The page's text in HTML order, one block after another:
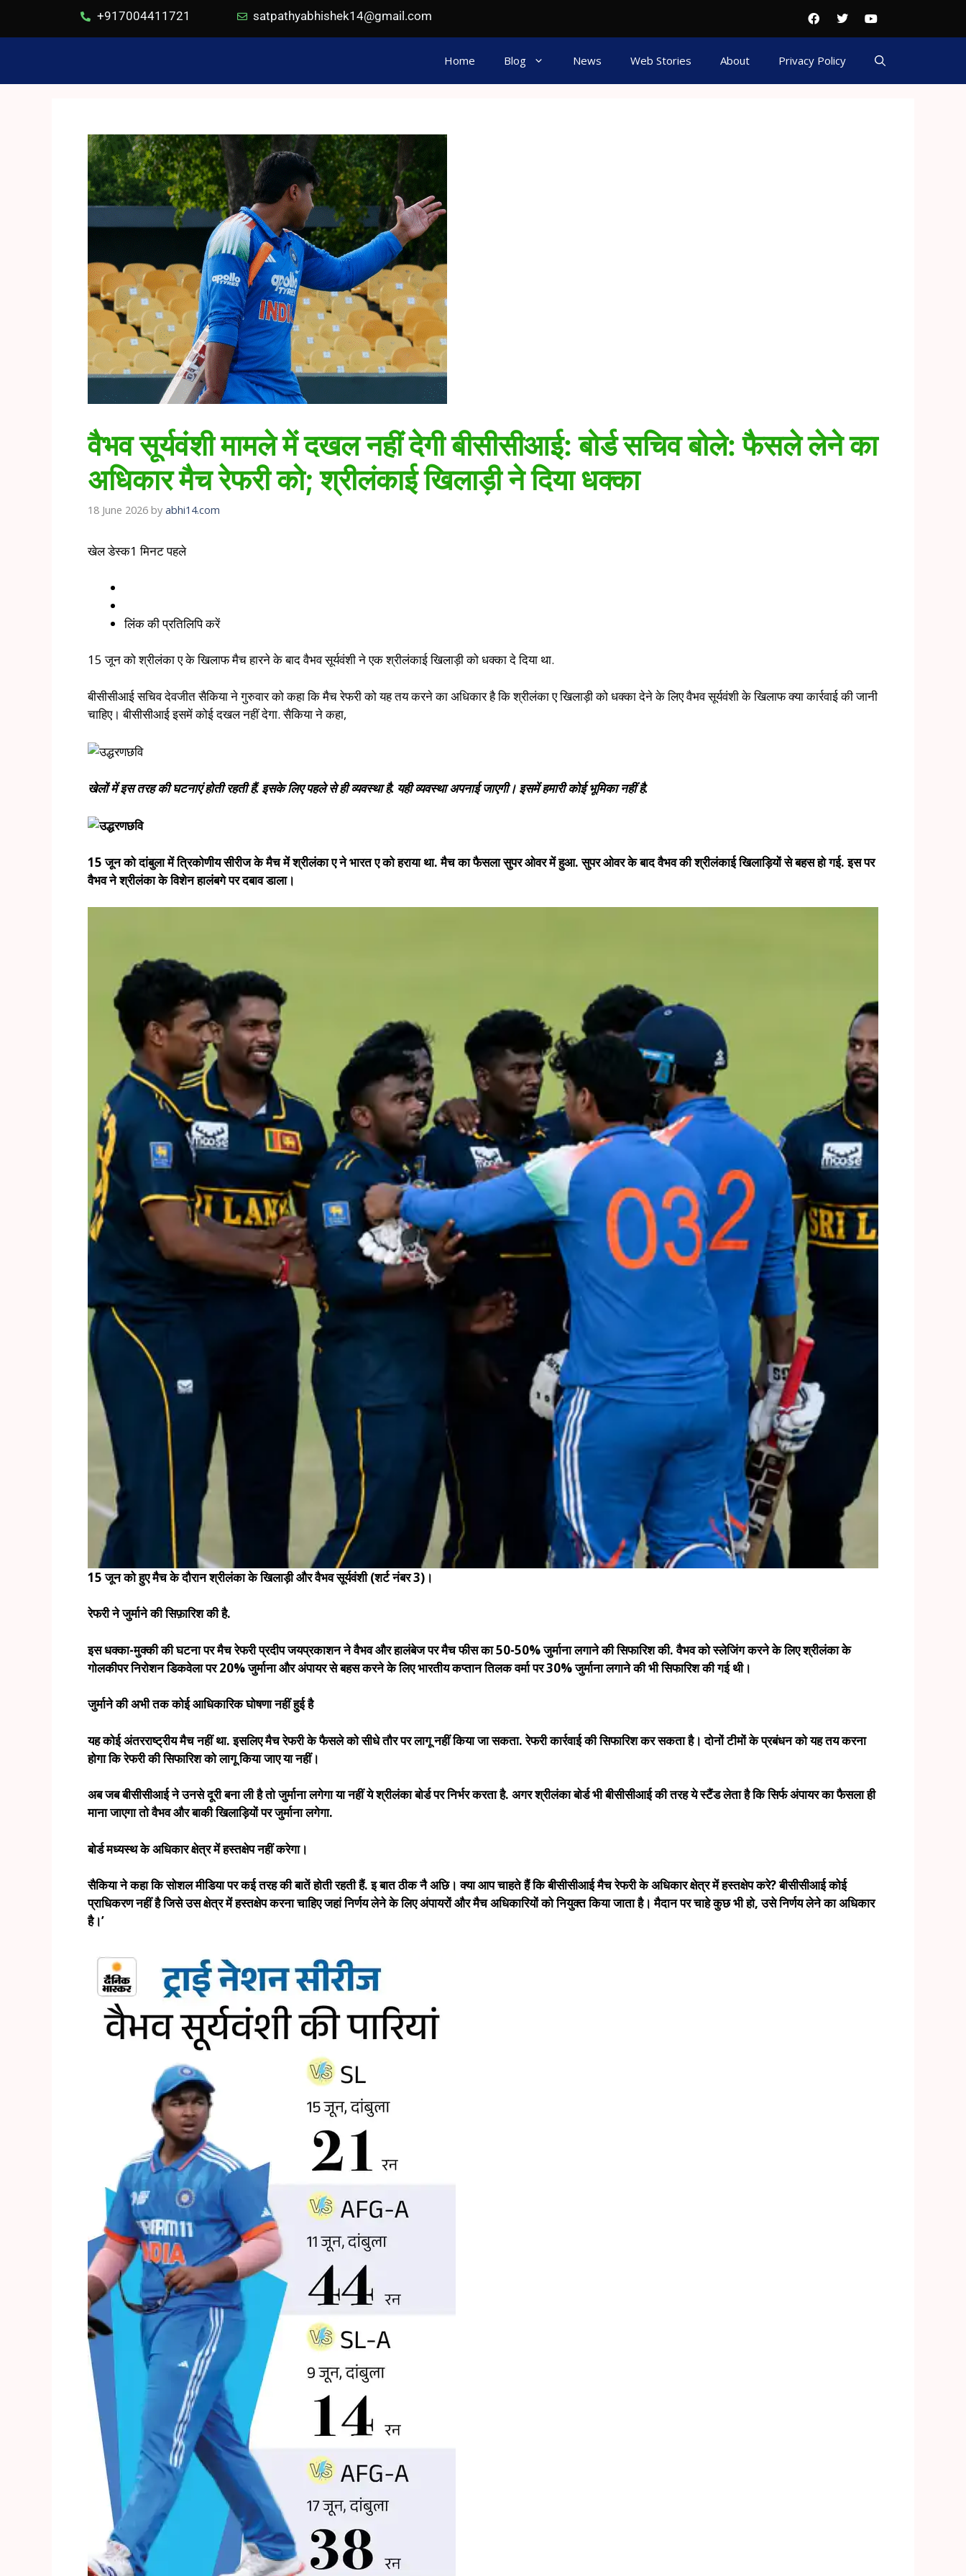
+917004411721 satpathyabhishek14@gmail.com
Home Blog News Web Stories About Privacy Policy
वैभव सूर्यवंशी मामले में दखल नहीं देगी बीसीसीआई: बोर्ड सचिव बोले: फैसले लेने का
अधिकार मैच रेफरी को; श्रीलंकाई खिलाड़ी ने दिया धक्का
18 June 2026 by abhi14.com
खेल डेस्क1 मिनट पहले
लिंक की प्रतिलिपि करें
15 जून को श्रीलंका ए के खिलाफ मैच हारने के बाद वैभव सूर्यवंशी ने एक श्रीलंकाई खिलाड़ी को धक्का दे दिया था.
बीसीसीआई सचिव देवजीत सैकिया ने गुरुवार को कहा कि मैच रेफरी को यह तय करने का अधिकार है कि श्रीलंका ए खिलाड़ी को धक्का देने के लिए वैभव सूर्यवंशी के खिलाफ क्या कार्रवाई की जानी
चाहिए। बीसीसीआई इसमें कोई दखल नहीं देगा. सैकिया ने कहा,
खेलों में इस तरह की घटनाएं होती रहती हैं. इसके लिए पहले से ही व्यवस्था है. यही व्यवस्था अपनाई जाएगी। इसमें हमारी कोई भूमिका नहीं है.
15 जून को दांबुला में त्रिकोणीय सीरीज के मैच में श्रीलंका ए ने भारत ए को हराया था. मैच का फैसला सुपर ओवर में हुआ. सुपर ओवर के बाद वैभव की श्रीलंकाई खिलाड़ियों से बहस हो गई. इस पर
वैभव ने श्रीलंका के विशेन हालंबगे पर दबाव डाला।
15 जून को हुए मैच के दौरान श्रीलंका के खिलाड़ी और वैभव सूर्यवंशी (शर्ट नंबर 3)।
रेफरी ने जुर्माने की सिफ़ारिश की है.
इस धक्का-मुक्की की घटना पर मैच रेफरी प्रदीप जयप्रकाशन ने वैभव और हालंबेज पर मैच फीस का 50-50% जुर्माना लगाने की सिफारिश की. वैभव को स्लेजिंग करने के लिए श्रीलंका के
गोलकीपर निरोशन डिकवेला पर 20% जुर्माना और अंपायर से बहस करने के लिए भारतीय कप्तान तिलक वर्मा पर 30% जुर्माना लगाने की भी सिफारिश की गई थी।
जुर्माने की अभी तक कोई आधिकारिक घोषणा नहीं हुई है
यह कोई अंतरराष्ट्रीय मैच नहीं था. इसलिए मैच रेफरी के फैसले को सीधे तौर पर लागू नहीं किया जा सकता. रेफरी कार्रवाई की सिफारिश कर सकता है। दोनों टीमों के प्रबंधन को यह तय करना
होगा कि रेफरी की सिफारिश को लागू किया जाए या नहीं।
अब जब बीसीसीआई ने उनसे दूरी बना ली है तो जुर्माना लगेगा या नहीं ये श्रीलंका बोर्ड पर निर्भर करता है. अगर श्रीलंका बोर्ड भी बीसीसीआई की तरह ये स्टैंड लेता है कि सिर्फ अंपायर का फैसला ही
माना जाएगा तो वैभव और बाकी खिलाड़ियों पर जुर्माना लगेगा.
बोर्ड मध्यस्थ के अधिकार क्षेत्र में हस्तक्षेप नहीं करेगा।
सैकिया ने कहा कि सोशल मीडिया पर कई तरह की बातें होती रहती हैं. इ बात ठीक नै अछि। क्या आप चाहते हैं कि बीसीसीआई मैच रेफरी के अधिकार क्षेत्र में हस्तक्षेप करे? बीसीसीआई कोई
प्राधिकरण नहीं है जिसे उस क्षेत्र में हस्तक्षेप करना चाहिए जहां निर्णय लेने के लिए अंपायरों और मैच अधिकारियों को नियुक्त किया जाता है। मैदान पर चाहे कुछ भी हो, उसे निर्णय लेने का अधिकार
है।’